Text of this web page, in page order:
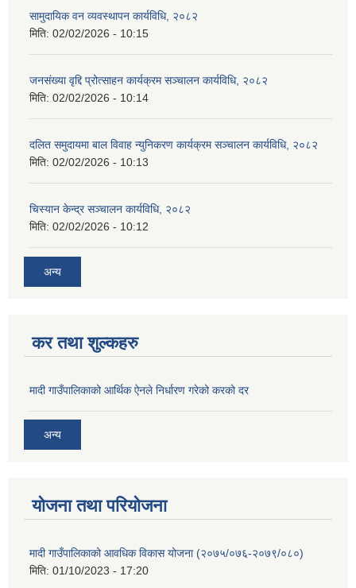
सामुदायिक वन व्यवस्थापन कार्यविधि, २०८२
मिति: 02/02/2026 - 10:15
जनसंख्या वृद्दि प्रोत्साहन कार्यक्रम सञ्‍चालन कार्यविधि, २०८२
मिति: 02/02/2026 - 10:14
दलित समुदायमा बाल विवाह न्युनिकरण कार्यक्रम सञ्‍चालन कार्यविधि, २०८२
मिति: 02/02/2026 - 10:13
चिस्यान केन्द्र सञ्‍चालन कार्यविधि, २०८२
मिति: 02/02/2026 - 10:12
अन्य
कर तथा शुल्कहरु
मादी गाउँपालिकाको आर्थिक ऐनले निर्धारण गरेको करको दर
अन्य
योजना तथा परियोजना
मादी गाउँपालिकाको आवधिक विकास योजना (२०७५/०७६-२०७९/०८०)
मिति: 01/10/2023 - 17:20